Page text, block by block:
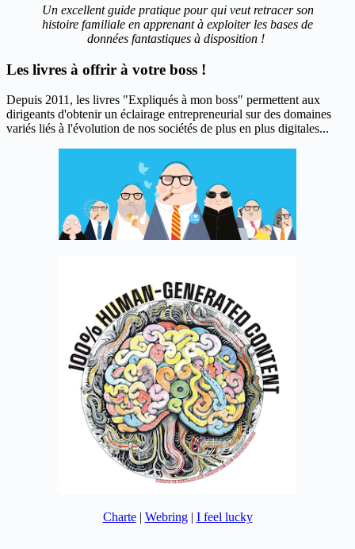
Un excellent guide pratique pour qui veut retracer son
histoire familiale en apprenant à exploiter les bases de
données fantastiques à disposition !
Les livres à offrir à votre boss !
Depuis 2011, les livres "Expliqués à mon boss" permettent aux
dirigeants d'obtenir un éclairage entrepreneurial sur des domaines
variés liés à l'évolution de nos sociétés de plus en plus digitales...
Charte| Webring| I feel lucky